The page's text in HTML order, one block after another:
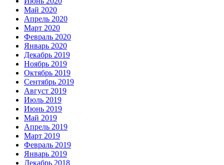
Май 2020
Апрель 2020
Март 2020
Февраль 2020
Январь 2020
Декабрь 2019
Ноябрь 2019
Октябрь 2019
Сентябрь 2019
Август 2019
Июль 2019
Июнь 2019
Май 2019
Апрель 2019
Март 2019
Февраль 2019
Январь 2019
Декабрь 2018